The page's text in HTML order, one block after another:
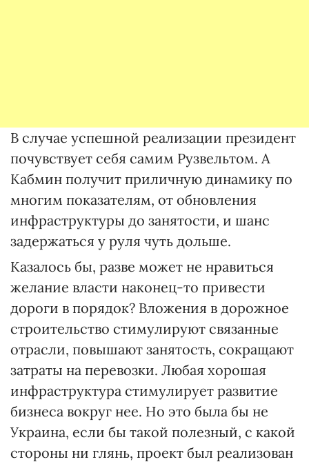
В случае успешной реализации президент
почувствует себя самим Рузвельтом. А
Кабмин получит приличную динамику по
многим показателям, от обновления
инфраструктуры до занятости, и шанс
задержаться у руля чуть дольше.
Казалось бы, разве может не нравиться
желание власти наконец-то привести
дороги в порядок? Вложения в дорожное
строительство стимулируют связанные
отрасли, повышают занятость, сокращают
затраты на перевозки. Любая хорошая
инфраструктура стимулирует развитие
бизнеса вокруг нее. Но это была бы не
Украина, если бы такой полезный, с какой
стороны ни глянь, проект был реализован